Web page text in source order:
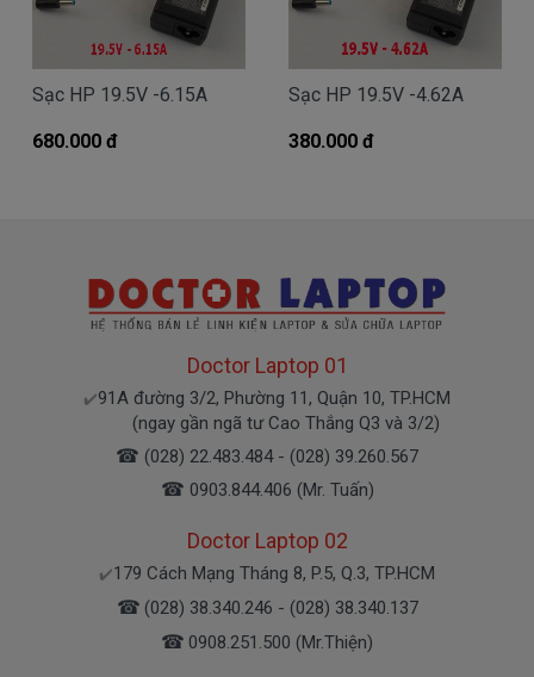
Giá Sạc HP chính hãng mua là bao
nhiêu
Trên thị trường thì có nhiều loại sạc cho máy
loại thôi nhé.
Oem sạc thay thế Giá bán là
( sạc Oem sạc thay thế của hãng thứ
3 sản xuất nhé )
HPchính hãng Giá bạn mua là
( sạc chính hãng này là hàng xách tay
Sạc HP 19.5V -6.15A
680.000 đ
Sạc HP 19.5V -4.62A
380.000 đ
Doctor Laptop 01
✔️91A đường 3/2, Phường 11, Quận 10, TP.HCM
(ngay gần ngã tư Cao Thắng Q3 và 3/2)
☎ (028) 22.483.484 - (028) 39.260.567
☎ 0903.844.406 (Mr. Tuấn)
Doctor Laptop 02
✔️179 Cách Mạng Tháng 8, P.5, Q.3, TP.HCM
☎ (028) 38.340.246 - (028) 38.340.137
☎ 0908.251.500 (Mr.Thiện)